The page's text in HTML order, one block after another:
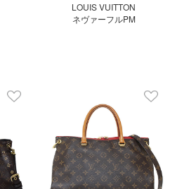
LOUIS VUITTON
ネヴァーフルPM